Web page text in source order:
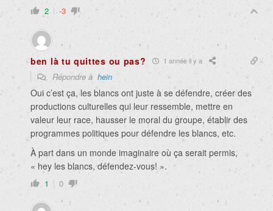
2 -3
ben là tu quittes ou pas? 1 année il y a
Répondre à hein
Oui c’est ça, les blancs ont juste à se défendre, créer des
productions culturelles qui leur ressemble, mettre en
valeur leur race, hausser le moral du groupe, établir des
programmes politiques pour défendre les blancs, etc.
À part dans un monde imaginaire où ça serait permis,
« hey les blancs, défendez-vous! ».
1 0